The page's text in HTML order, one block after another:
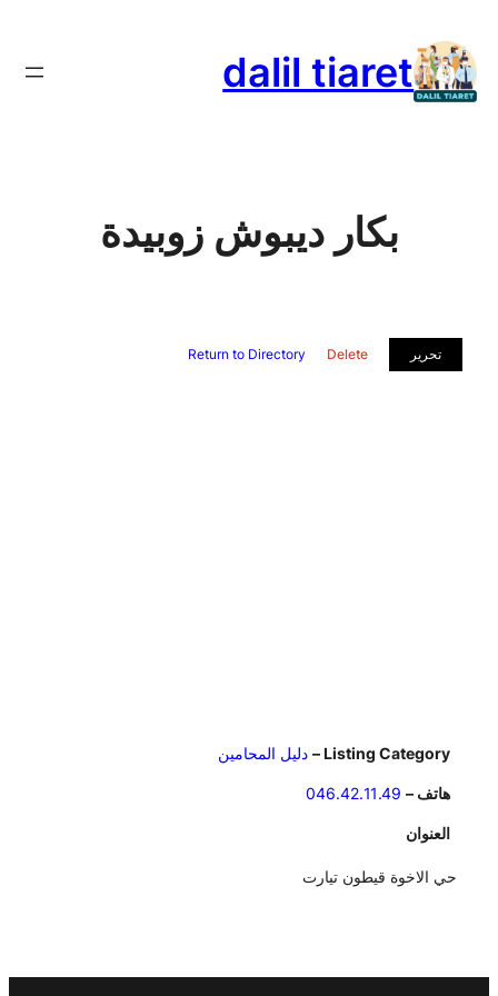
إلى
المحتوى
dalil tiaret
بكار ديبوش زوبيدة
تحرير Delete
Return to Directory
Listing Category – دليل المحامين
هاتف – 046.42.11.49
العنوان
حي الاخوة قيطون تيارت